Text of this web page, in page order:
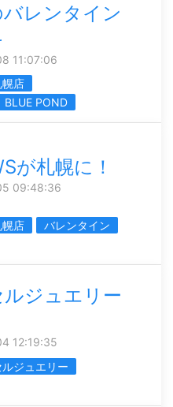
レンタイン
11:07:06
幌店
BLUE POND
が札幌に！
09:48:36
幌店
バレンタイン
ジュエリー
12:19:35
ジュエリー